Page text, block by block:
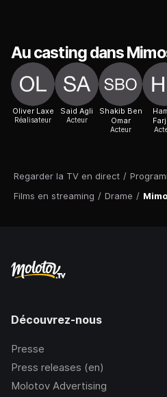
Regarder la TV en direct /
Films en streaming / Drame /
Au casting dans
Oliver Laxe
Réalisateur
Said Agli
Acteur
Shakib Ben
Omar
Acteur
Découvrez-nous
Presse
Press releases (en)
Molotov Advertising